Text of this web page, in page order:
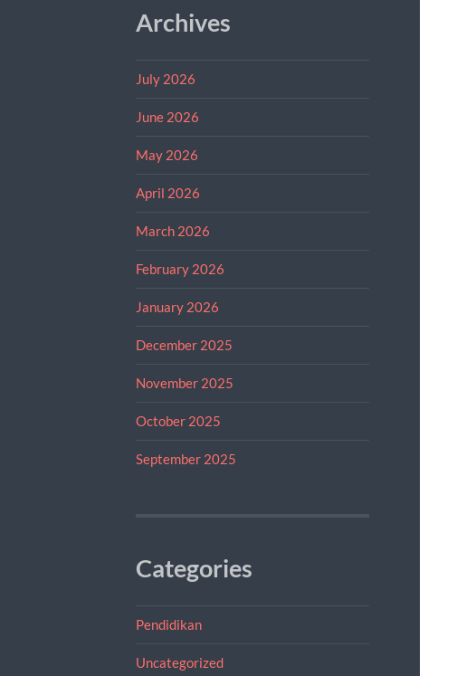
Archives
July 2026
June 2026
May 2026
April 2026
March 2026
February 2026
January 2026
December 2025
November 2025
October 2025
September 2025
Categories
Pendidikan
Uncategorized